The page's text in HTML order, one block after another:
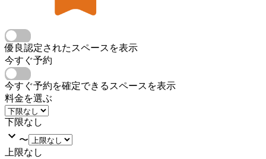
優良認定されたスペースを表示
今すぐ予約
今すぐ予約を確定できるスペースを表示
料金を選ぶ
下限なし
〜
上限なし